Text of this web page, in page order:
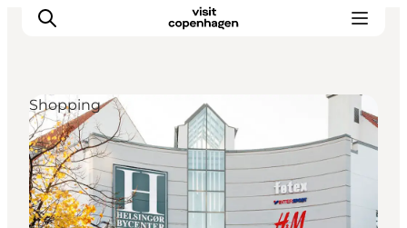
Aktiviteter
Mat och dryck
Planera din resa
Shopping